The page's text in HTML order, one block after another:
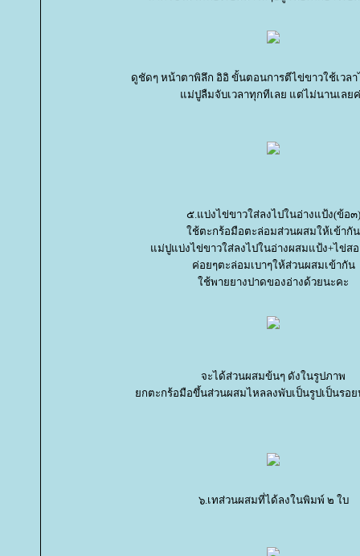
ดูชัดๆ หน้าตาพิลึก อิอิ ขั้นตอนการตีไข่ขาวใช้เวล
ม่ปูลืมจับเวลาทุกทีเลย แต่ไม่นานเลย
๕.แบ่งไข่ขาวใส่ลงไปในอ่างแป้ง(ข้อ๓)
ช้ตะกร้อมือตะล่อมส่วนผสมให้เข้ากัน
ม่ปูแบ่งไข่ขาวใส่ลงไปในอ่างผสมแป้ง+ไข่ส
ค่อยๆตะล่อมเบาๆให้ส่วนผสมเข้ากัน
ช้พายยางปาดของอ่างด้วยนะคะ
จะได้ส่วนผสมข้นๆ ดังในรูปภาพ
กตะกร้อมือขึ้นส่วนผสมไหลลงพับเป็นรูปเป็นรอ
๖.เทส่วนผสมที่ได้ลงในพิมพ์ ๒ ใบ